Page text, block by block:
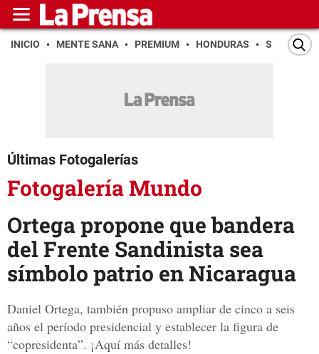
INICIO MENTE SANA PREMIUM HONDURAS SAN PEDRO
Últimas Fotogalerías
Fotogalería Mundo
Ortega propone que bandera
del Frente Sandinista sea
símbolo patrio en Nicaragua
Daniel Ortega, también propuso ampliar de cinco a seis
años el período presidencial y establecer la figura de
“copresidenta”. ¡Aquí más detalles!